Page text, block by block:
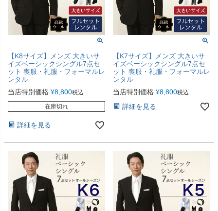
【K8サイズ】メンズ 大きいサ
イズベーシックシングル7点セ
ット 喪服・礼服・フォーマルレ
ンタル
当店特別価格 ¥8,800税込
在庫切れ
詳細を見る
【K7サイズ】メンズ 大きいサ
イズベーシックシングル7点セ
ット 喪服・礼服・フォーマルレ
ンタル
当店特別価格 ¥8,800税込
詳細を見る